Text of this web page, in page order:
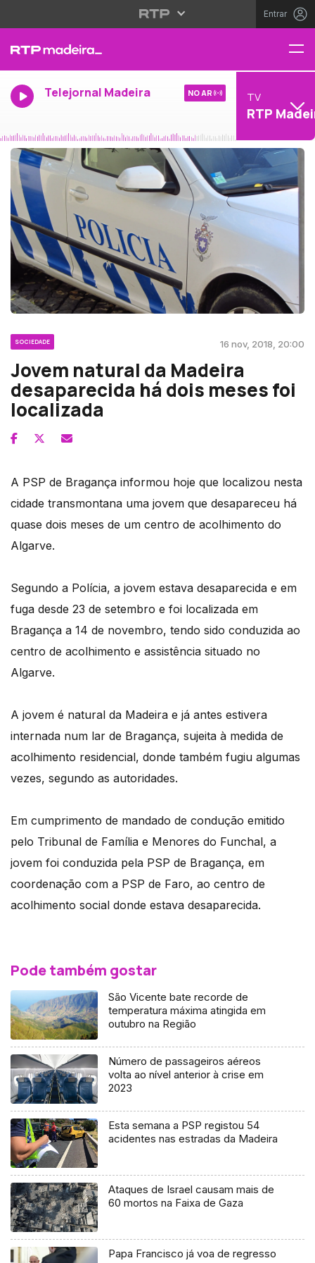
Entrar
Telejornal Madeira NO AR TV
RTP
SOCIEDADE 16 nov, 2018, 20:00
Jovem natural da Madeira
desaparecida há dois meses foi
localizada
A PSP de Bragança informou hoje que localizou nesta
cidade transmontana uma jovem que desapareceu há
quase dois meses de um centro de acolhimento do
Algarve.
Segundo a Polícia, a jovem estava desaparecida e em
fuga desde 23 de setembro e foi localizada em
Bragança a 14 de novembro, tendo sido conduzida ao
centro de acolhimento e assistência situado no
Algarve.
A jovem é natural da Madeira e já antes estivera
internada num lar de Bragança, sujeita à medida de
acolhimento residencial, donde também fugiu algumas
vezes, segundo as autoridades.
Em cumprimento de mandado de condução emitido
pelo Tribunal de Família e Menores do Funchal, a
jovem foi conduzida pela PSP de Bragança, em
coordenação com a PSP de Faro, ao centro de
acolhimento social donde estava desaparecida.
Pode também gostar
São Vicente bate recorde de
temperatura máxima atingida em
outubro na Região
Número de passageiros aéreos
volta ao nível anterior à crise em
2023
Esta semana a PSP registou 54
acidentes nas estradas da Madeira
Ataques de Israel causam mais de
60 mortos na Faixa de Gaza
Papa Francisco já voa de regresso